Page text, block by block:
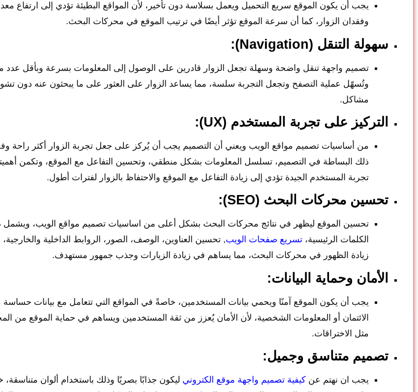
يجب أن يكون الموقع سريع التحميل ويعمل بسلاسة دون تأخير، لأن المواقع البطيئة تؤدي إلى ارتفاع معدل
وفقدان الزوار، كما أن سرعة الموقع تؤثر أيضًا في ترتيب الموقع في محركات البحث.
سهولة التنقل (Navigation):
تصميم واجهة تنقل واضحة وسهلة تجعل الزوار قادرين على الوصول إلى المعلومات بسرعة وبأقل عدد
وتُسهّل عملية التصفح وتجعل التجربة سلسة، مما يساعد الزوار على العثور على ما يبحثون عنه دون
مشاكل.
التركيز على تجربة المستخدم (UX):
من أساسيات تصميم مواقع الويب ويعني أن التصميم يجب أن يُركز على جعل تجربة الزوار أكثر راحة
ذلك البساطة في التصميم، تسلسل المعلومات بشكل منطقي، وتحسين التفاعل مع الموقع، وتكمن
تجربة المستخدم الجيدة تؤدي إلى زيادة التفاعل مع الموقع والاحتفاظ بالزوار لفترات أطول.
تحسين محركات البحث (SEO):
تحسين الموقع ليظهر في نتائج محركات البحث بشكل أعلى من اساسيات تصميم مواقع الويب، ويشمل
الكلمات الرئيسية، تسريع صفحات الويب, تحسين العناوين، الوصف، الصور، الروابط الداخلية
زيادة الظهور في محركات البحث، مما يساهم في زيادة الزيارات وجذب جمهور مستهدف.
الأمان وحماية البيانات:
يجب أن يكون الموقع آمنًا ويحمي بيانات المستخدمين، خاصةً في المواقع التي تتعامل مع بيانات
الائتمان أو المعلومات الشخصية، لأن الأمان يُعزز من ثقة المستخدمين ويساهم في حماية الموقع من
مثل الاختراقات.
تصميم متناسق وجميل:
يجب ان نهتم عن كيفية تصميم واجهة موقع الكتروني ليكون جذابًا بصريًا وذلك باستخدام ألوان